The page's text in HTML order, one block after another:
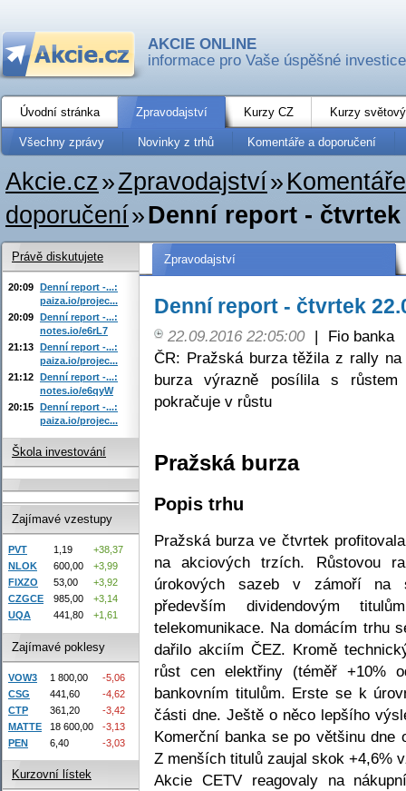
AKCIE ONLINE
informace pro Vaše úspěšné investice
Úvodní stránka Zpravodajství Kurzy CZ Kurzy
Všechny zprávy Novinky z trhů Komentáře a doporučení
Akcie.cz»Zpravodajství»
doporučení»Denní report - čtvrtek
Zpravodajství
Denní report - čtvrtek
22.09.2016 22:05:00 |
Fio banka
ČR: Pražská burza těžila z rally
burza výrazně posílila s
pokračuje v růstu
Pražská burza
Popis trhu
Pražská burza ve čtvrtek
na akciových trzích. Růstovou
úrokových sazeb v zámoří na
především dividendovým
telekomunikace. Na domácím trhu
dařilo akciím ČEZ. Kromě
růst cen elektřiny (téměř +10%
bankovním titulům. Erste se k
části dne. Ještě o něco lepšího
Komerční banka se po většinu dne
Z menších titulů zaujal skok +4,6%
Akcie CETV reagovaly na
Právě diskutujete
20:09 Denní report -...:
paiza.io/projec...
20:09 Denní report -...:
notes.io/e6rL7
21:13 Denní report -...:
paiza.io/projec...
21:12 Denní report -...:
notes.io/e6qyW
20:15 Denní report -...:
paiza.io/projec...
Škola investování
Zajímavé vzestupy
PVT 1,19
+38,37
NLOK
600,00
+3,99
FIXZO
53,00
+3,92
CZGCE
985,00
+3,14
UQA
441,80 +1,61
Zajímavé poklesy
VOW3 1 800,00
-5,06
CSG
441,60
-4,62
CTP
361,20
-3,42
MATTE
18 600,00
-3,13
PEN
6,40 -3,03
Kurzovní lístek